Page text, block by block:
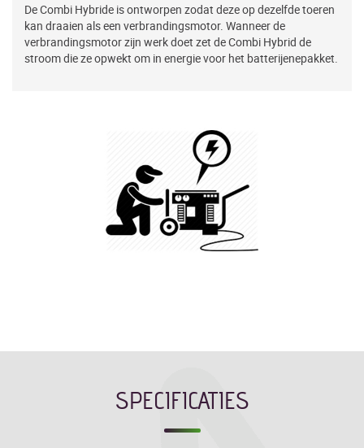
De Combi Hybride is ontworpen zodat deze op dezelfde toeren
kan draaien als een verbrandingsmotor. Wanneer de
verbrandingsmotor zijn werk doet zet de Combi Hybrid de
stroom die ze opwekt om in energie voor het batterijenepakket.
SPECIFICATIES